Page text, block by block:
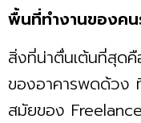
พื้นที่ทำงานของคน
สิ่งที่น่าตื่นเต้นที่สุด
ของอาคารพดด้วง
สมัยของ